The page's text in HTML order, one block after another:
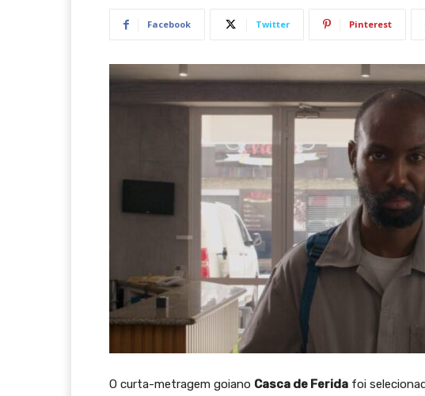
Facebook Twitter Pinterest
O curta-metragem goiano Casca de Ferida foi